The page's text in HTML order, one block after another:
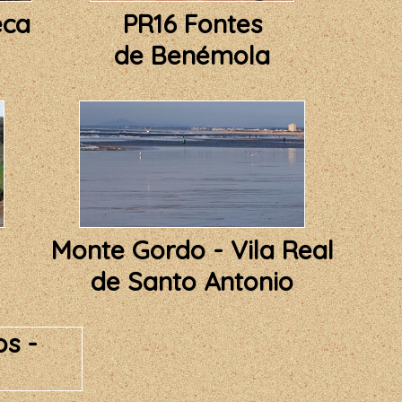
PR16 Fontes
de Benémola
Monte Gordo - Vila Real
de Santo Antonio